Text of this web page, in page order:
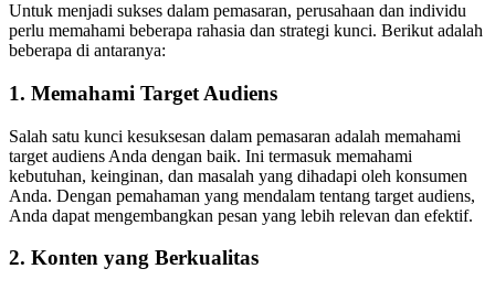
Untuk menjadi sukses dalam pemasaran, perusahaan dan individu
perlu memahami beberapa rahasia dan strategi kunci. Berikut adalah
beberapa di antaranya:
1. Memahami Target Audiens
Salah satu kunci kesuksesan dalam pemasaran adalah memahami
target audiens Anda dengan baik. Ini termasuk memahami
kebutuhan, keinginan, dan masalah yang dihadapi oleh konsumen
Anda. Dengan pemahaman yang mendalam tentang target audiens,
Anda dapat mengembangkan pesan yang lebih relevan dan efektif.
2. Konten yang Berkualitas